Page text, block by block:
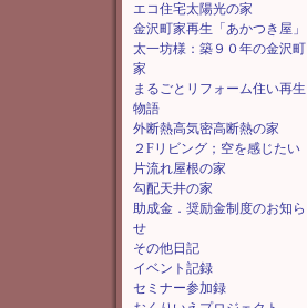
エコ住宅太陽光の家
金沢町家再生「あかつき屋」
太一坊様：築９０年の金沢町
家
まるごとリフォーム住い再生
物語
外断熱高気密高断熱の家
２Fリビング；空を感じたい
片流れ屋根の家
勾配天井の家
助成金．奨励金制度のお知ら
せ
その他日記
イベント記録
セミナー参加録